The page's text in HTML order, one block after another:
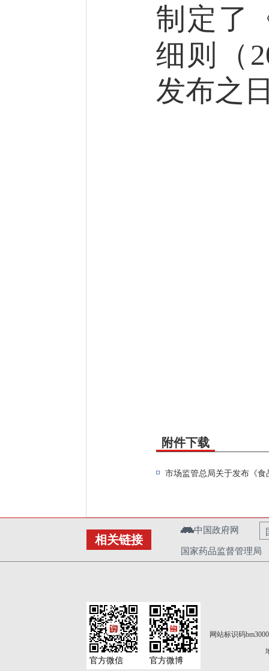
制定了
细则（
发布之
附件下载
市场监管总局关于发布《
相关链接
中国政府网
国家药品监督管理局
网站标识码
官方微信 官方微博